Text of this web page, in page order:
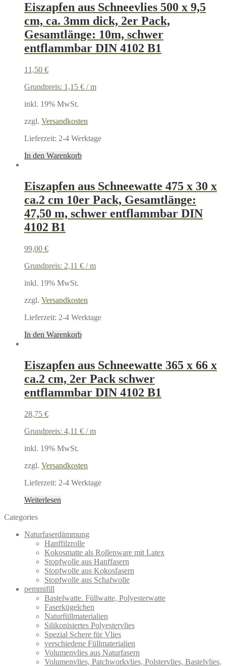
Eiszapfen aus Schneevlies 500 x 9,5
cm, ca. 3mm dick, 2er Pack,
Gesamtlänge: 10m, schwer
entflammbar DIN 4102 B1
11,50 €
Grundpreis: 1,15 € /m
inkl. 19% MwSt.
zzgl. Versandkosten
Lieferzeit: 2-4 Werktage
In den Warenkorb
Eiszapfen aus Schneewatte 475 x 30 x
ca.2 cm 10er Pack, Gesamtlänge:
47,50 m, schwer entflammbar DIN
4102 B1
99,00 €
Grundpreis: 2,11 € /m
inkl. 19% MwSt.
zzgl. Versandkosten
Lieferzeit: 2-4 Werktage
In den Warenkorb
Eiszapfen aus Schneewatte 365 x 66 x
ca.2 cm, 2er Pack schwer
entflammbar DIN 4102 B1
28,75 €
Grundpreis: 4,11 € /m
inkl. 19% MwSt.
zzgl. Versandkosten
Lieferzeit: 2-4 Werktage
Weiterlesen
Categories
Naturfaserdämmung
Hanffilzrolle
Kokosmatte als Rollenware mit Latex
Stopfwolle aus Hanffasern
Stopfwolle aus Kokosfasern
Stopfwolle aus Schafwolle
pemmifill
Bastelwatte. Füllwatte, Polyesterwatte
Faserkügelchen
Naturfüllmaterialien
Silikonisiertes Polyestervlies
Spezial Schere für Vlies
verschiedene Füllmaterialien
Volumenvlies aus Naturfasern
Volumenvlies, Patchworkvlies, Polstervlies, Bastelvlies,